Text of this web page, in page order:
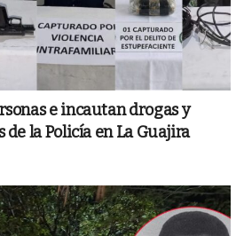
e incautan drogas y
de la Policía en La Guajira